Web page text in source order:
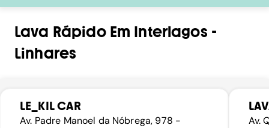
Lava RápidoEm Interlagos -
Linhares
LE_KIL CAR
Av. Padre Manoel da Nóbrega, 978 -
Av.